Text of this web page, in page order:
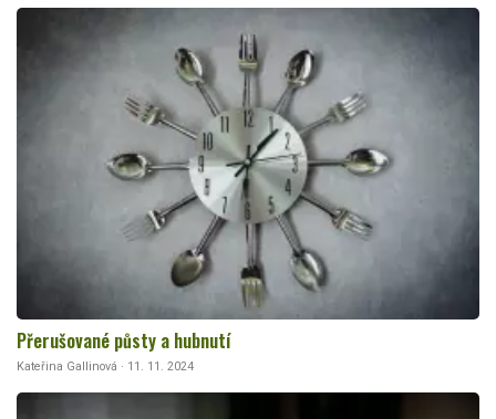
Přerušované půsty a hubnutí
Kateřina Gallinová · 11. 11. 2024